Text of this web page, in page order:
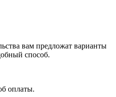
вам предложат варианты
способ.
оплаты.